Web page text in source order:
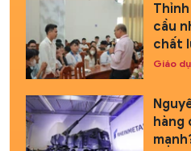
cầu
chất
Giáo
hàng